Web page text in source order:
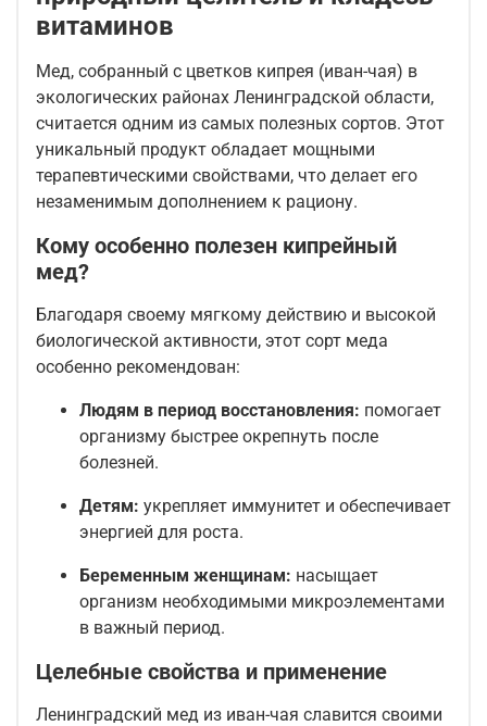
витаминов
Мед, собранный с цветков кипрея (иван-чая) в
экологических районах Ленинградской области,
считается одним из самых полезных сортов. Этот
уникальный продукт обладает мощными
терапевтическими свойствами, что делает его
незаменимым дополнением к рациону.
Кому особенно полезен кипрейный
мед?
Благодаря своему мягкому действию и высокой
биологической активности, этот сорт меда
особенно рекомендован:
Людям в период восстановления: помогает
организму быстрее окрепнуть после
болезней.
Детям: укрепляет иммунитет и обеспечивает
энергией для роста.
Беременным женщинам: насыщает
организм необходимыми микроэлементами
в важный период.
Целебные свойства и применение
Ленинградский мед из иван-чая славится своими